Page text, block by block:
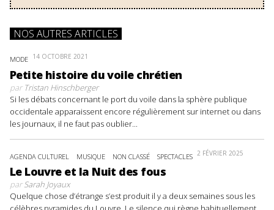
NOS AUTRES ARTICLES
MODE 14 OCTOBRE 2021
Petite histoire du voile chrétien
parTristan Hinschberger
Si les débats concernant le port du voile dans la sphère publique
occidentale apparaissent encore régulièrement sur internet ou dans
les journaux, il ne faut pas oublier...
AGENDA CULTUREL MUSIQUE NON CLASSÉ SPECTACLES 2 FÉVRIER 2025
Le Louvre et la Nuit des fous
parSarah Joyaux
Quelque chose d’étrange s’est produit il y a deux semaines sous les